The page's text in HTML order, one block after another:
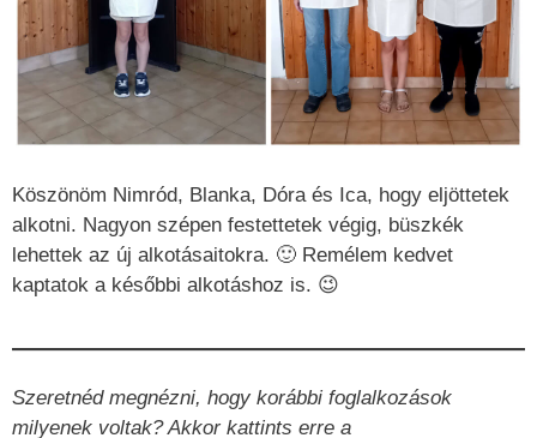
Köszönöm Nimród, Blanka, Dóra és Ica, hogy eljöttetek
alkotni. Nagyon szépen festettetek végig, büszkék
lehettek az új alkotásaitokra. 🙂 Remélem kedvet
kaptatok a későbbi alkotáshoz is. 😉
Szeretnéd megnézni, hogy korábbi foglalkozások
milyenek voltak? Akkor kattints erre a